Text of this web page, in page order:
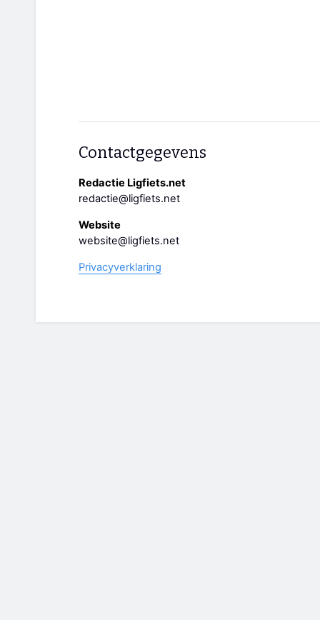
Contactgegevens
Redactie Ligfiets.net
redactie@ligfiets.net
Website
website@ligfiets.net
Privacyverklaring